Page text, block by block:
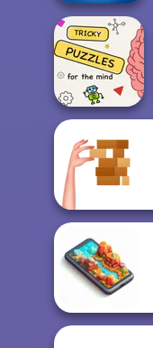
Quizmania: Trivia
Game
Brain Puzzles
Quests